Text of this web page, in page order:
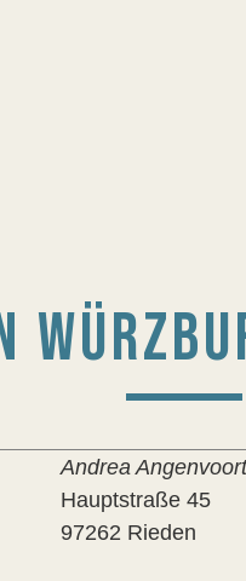
Andrea
Hauptstraße 45
97262 Rieden